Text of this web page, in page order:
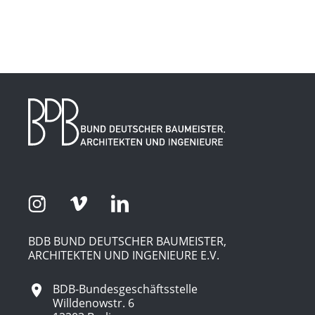
BDB BUND DEUTSCHER BAUMEISTER,
ARCHITEKTEN UND INGENIEURE E.V.
BDB-Bundesgeschäftsstelle
Willdenowstr. 6